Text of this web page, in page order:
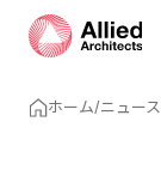
ホーム/ニュース